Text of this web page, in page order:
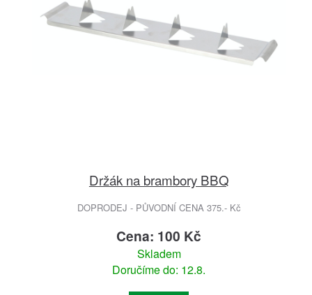
Držák na brambory BBQ
DOPRODEJ - PŮVODNÍ CENA 375.- Kč
Cena: 100 Kč
Skladem
Doručíme do: 12.8.